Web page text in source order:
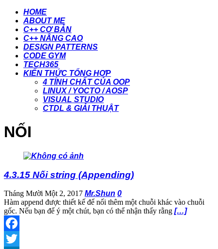
HOME
ABOUT ME
C++ CƠ BẢN
C++ NÂNG CAO
DESIGN PATTERNS
CODE GYM
TECH365
KIẾN THỨC TỔNG HỢP
4 TÍNH CHẤT CỦA OOP
LINUX / YOCTO / AOSP
VISUAL STUDIO
CTDL & GIẢI THUẬT
NỐI
4.3.15 Nối string (Appending)
Tháng Mười Một 2, 2017 Mr.Shun 0
Hàm append được thiết kế để nối thêm một chuỗi khác vào chuỗi
gốc. Nếu bạn để ý một chút, bạn có thể nhận thấy rằng […]
Facebook